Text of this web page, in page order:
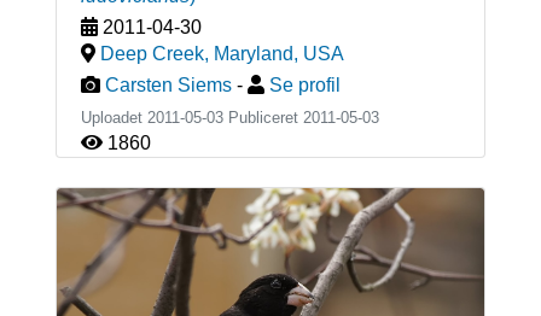
2011-04-30
Deep Creek, Maryland, USA
Carsten Siems - Se profil
Uploadet 2011-05-03 Publiceret 2011-05-03
1860